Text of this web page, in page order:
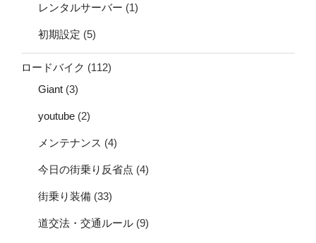
レンタルサーバー (1)
初期設定 (5)
ロードバイク (112)
Giant (3)
youtube (2)
メンテナンス (4)
今日の街乗り反省点 (4)
街乗り装備 (33)
道交法・交通ルール (9)